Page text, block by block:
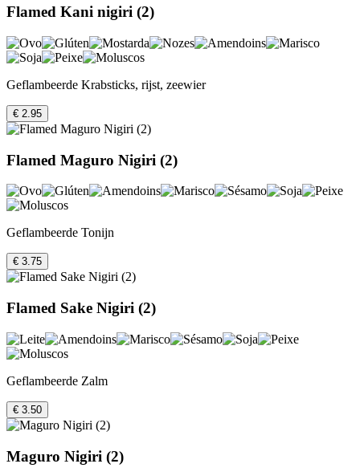
Flamed Kani nigiri (2)
Geflambeerde Krabsticks, rijst, zeewier
€ 2.95
Flamed Maguro Nigiri (2)
Geflambeerde Tonijn
€ 3.75
Flamed Sake Nigiri (2)
Geflambeerde Zalm
€ 3.50
Maguro Nigiri (2)